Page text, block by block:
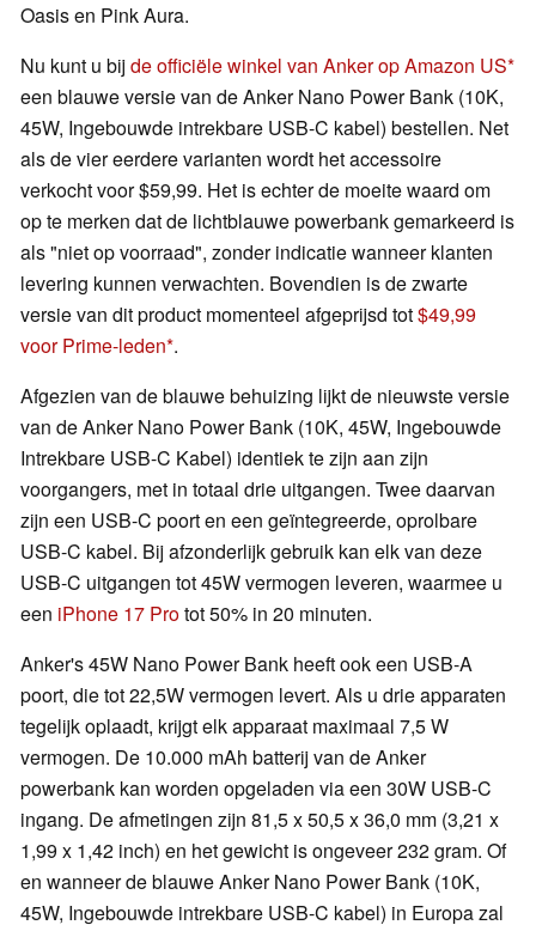
Oasis en Pink Aura.
Nu kunt u bijde officiële winkel van Anker op Amazon US
een blauwe versie van de Anker Nano Power Bank (10K,
45W, Ingebouwde intrekbare USB-C kabel) bestellen. Net
als de vier eerdere varianten wordt het accessoire
verkocht voor $59,99. Het is echter de moeite waard om
op te merken dat de lichtblauwe powerbank gemarkeerd is
als "niet op voorraad", zonder indicatie wanneer klanten
levering kunnen verwachten. Bovendien is de zwarte
versie van dit product momenteel afgeprijsd tot$49,99
voor Prime-leden .
Afgezien van de blauwe behuizing lijkt de nieuwste versie
van de Anker Nano Power Bank (10K, 45W, Ingebouwde
Intrekbare USB-C Kabel) identiek te zijn aan zijn
voorgangers, met in totaal drie uitgangen. Twee daarvan
zijn een USB-C poort en een geïntegreerde, oprolbare
USB-C kabel. Bij afzonderlijk gebruik kan elk van deze
USB-C uitgangen tot 45W vermogen leveren, waarmee u
een iPhone 17 Protot 50% in 20 minuten.
Anker's 45W Nano Power Bank heeft ook een USB-A
poort, die tot 22,5W vermogen levert. Als u drie apparaten
tegelijk oplaadt, krijgt elk apparaat maximaal 7,5 W
vermogen. De 10.000 mAh batterij van de Anker
powerbank kan worden opgeladen via een 30W USB-C
ingang. De afmetingen zijn 81,5 x 50,5 x 36,0 mm (3,21 x
1,99 x 1,42 inch) en het gewicht is ongeveer 232 gram. Of
en wanneer de blauwe Anker Nano Power Bank (10K,
45W, Ingebouwde intrekbare USB-C kabel) in Europa zal